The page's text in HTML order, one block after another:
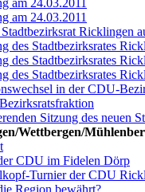
am 24.03.2011
Ricklingen
des Stadtbezirksrates
des Stadtbezirksrates
des Stadtbezirksrates
in der CDU-
Sitzung des neuen
Wettbergen/
CDU im Fidelen Dörp
Turnier der CDU
Region bewährt?